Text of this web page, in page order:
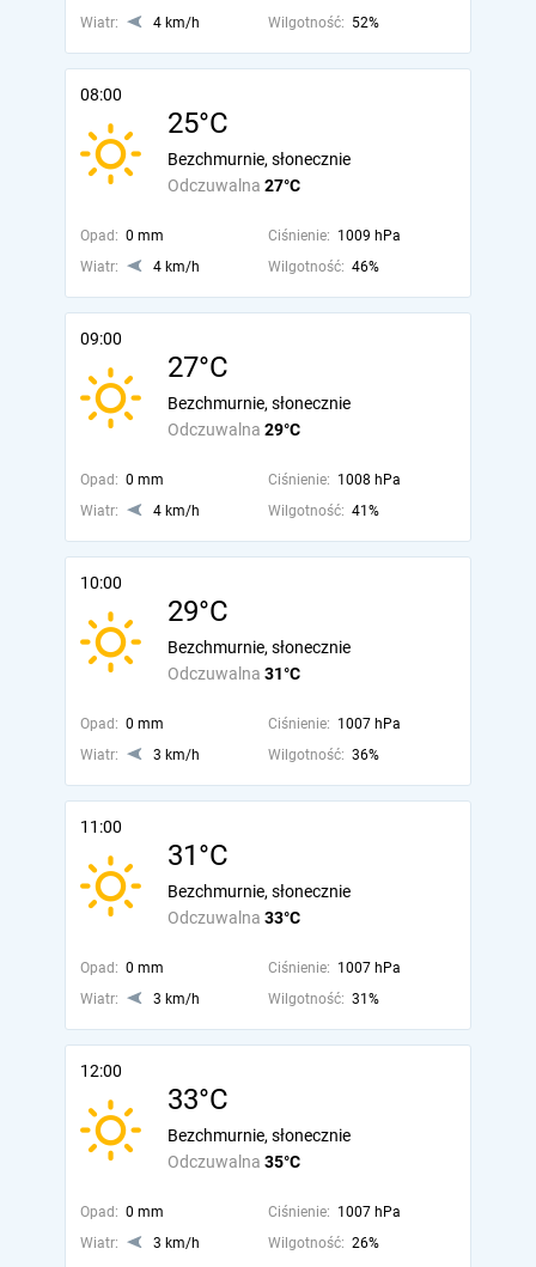
Wiatr: 4 km/h Wilgotność: 52%
08:00
25°C
Odczuwalna 27°C
Bezchmurnie, słonecznie
Opad: 0 mm Ciśnienie: 1009 hPa
Wiatr:
4 km/h Wilgotność: 46%
09:00
27°C
Odczuwalna 29°C
Bezchmurnie, słonecznie
Opad: 0 mm Ciśnienie: 1008 hPa
Wiatr:
4 km/h Wilgotność: 41%
10:00
29°C
Odczuwalna 31°C
Bezchmurnie, słonecznie
Opad: 0 mm Ciśnienie: 1007 hPa
Wiatr:
3 km/h Wilgotność: 36%
11:00
31°C
Odczuwalna 33°C
Bezchmurnie, słonecznie
Opad: 0 mm Ciśnienie: 1007 hPa
Wiatr:
3 km/h Wilgotność: 31%
12:00
33°C
Odczuwalna 35°C
Bezchmurnie, słonecznie
Opad: 0 mm Ciśnienie: 1007 hPa
Wiatr:
3 km/h Wilgotność: 26%